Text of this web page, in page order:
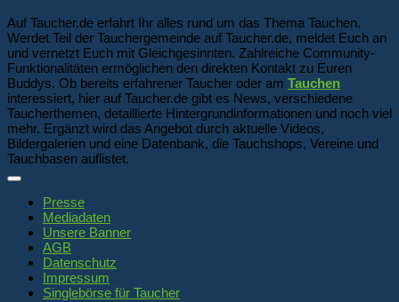
Auf Taucher.de erfahrt Ihr alles rund um das Thema Tauchen.
Werdet Teil der Tauchergemeinde auf Taucher.de, meldet Euch an
und vernetzt Euch mit Gleichgesinnten. Zahlreiche Community-
Funktionalitäten ermöglichen den direkten Kontakt zu Euren
Buddys. Ob bereits erfahrener Taucher oder am Tauchen
interessiert, hier auf Taucher.de gibt es News, verschiedene
Taucherthemen, detaillierte Hintergrundinformationen und noch viel
mehr. Ergänzt wird das Angebot durch aktuelle Videos,
Bildergalerien und eine Datenbank, die Tauchshops, Vereine und
Tauchbasen auflistet.
Presse
Mediadaten
Unsere Banner
AGB
Datenschutz
Impressum
Singlebörse für Taucher